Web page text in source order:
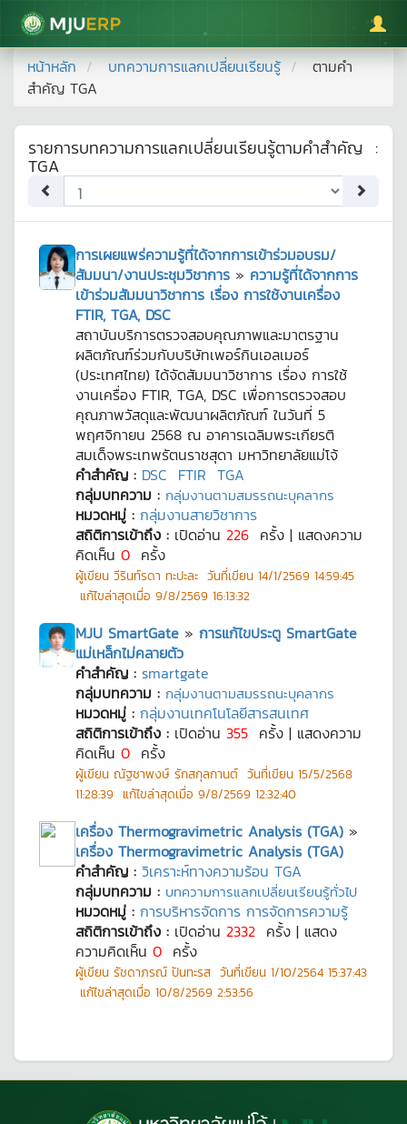
มหาวิทยาลัยแม่โจ้
หน้าหลัก บทความการแลกเปลี่ยนเรียนรู้
ตามคำ
สำคัญ TGA
รายการบทความการแลกเปลี่ยนเรียนรู้ตามคำสำคัญ :
TGA
การเผยแพร่ความรู้ที่ได้จากการเข้าร่วมอบรม/
สัมมนา/งานประชุมวิชาการ » ความรู้ที่ได้จากการ
เข้าร่วมสัมมนาวิชาการ เรื่อง การใช้งานเครื่อง
FTIR, TGA, DSC
สถาบันบริการตรวจสอบคุณภาพและมาตรฐาน
ผลิตภัณฑ์ร่วมกับบริษัทเพอร์กินเอลเมอร์
(ประเทศไทย) ได้จัดสัมมนาวิชาการ เรื่อง การใช้
งานเครื่อง FTIR, TGA, DSC เพื่อการตรวจสอบ
คุณภาพวัสดุและพัฒนาผลิตภัณฑ์ ในวันที่ 5
พฤศจิกายน 2568 ณ อาคารเฉลิมพระเกียรติ
สมเด็จพระเทพรัตนราชสุดา มหาวิทยาลัยแม่โจ้
คำสำคัญ : DSC FTIR TGA
กลุ่มบทความ : กลุ่มงานตามสมรรถนะบุคลากร
หมวดหมู่ : กลุ่มงานสายวิชาการ
สถิติการเข้าถึง : เปิดอ่าน 226 ครั้ง | แสดงความ
คิดเห็น 0 ครั้ง
ผู้เขียน วีรินท์รดา ทะปะละ วันที่เขียน 14/1/2569 14:59:45
แก้ไขล่าสุดเมื่อ 9/8/2569 16:13:32
MJU SmartGate » การแก้ไขประตู SmartGate
แม่เหล็กไม่คลายตัว
คำสำคัญ : smartgate
กลุ่มบทความ : กลุ่มงานตามสมรรถนะบุคลากร
หมวดหมู่ : กลุ่มงานเทคโนโลยีสารสนเทศ
สถิติการเข้าถึง : เปิดอ่าน 355 ครั้ง | แสดงความ
คิดเห็น 0 ครั้ง
ผู้เขียน ณัฐชาพงษ์ รักสกุลกานต์ วันที่เขียน 15/5/2568
11:28:39 แก้ไขล่าสุดเมื่อ 9/8/2569 12:32:40
เครื่อง Thermogravimetric Analysis (TGA) »
เครื่อง Thermogravimetric Analysis (TGA)
คำสำคัญ : วิเคราะห์ทางความร้อน TGA
กลุ่มบทความ : บทความการแลกเปลี่ยนเรียนรู้ทั่วไป
หมวดหมู่ : การบริหารจัดการ การจัดการความรู้
สถิติการเข้าถึง : เปิดอ่าน 2332 ครั้ง | แสดง
ความคิดเห็น 0 ครั้ง
ผู้เขียน รัชดาภรณ์ ปันทะรส วันที่เขียน 1/10/2564 15:37:43
แก้ไขล่าสุดเมื่อ 10/8/2569 2:53:56